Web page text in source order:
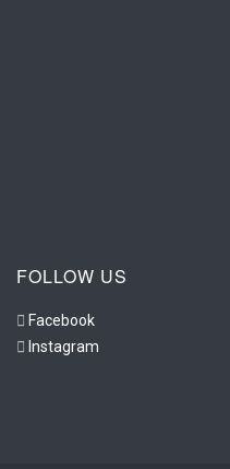
FOLLOW US
Facebook
Instagram